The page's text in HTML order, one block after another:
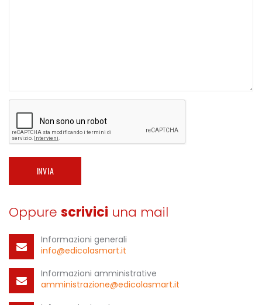
INVIA
Oppure scrivici una mail
Informazioni generali
info@edicolasmart.it
Informazioni amministrative
amministrazione@edicolasmart.it